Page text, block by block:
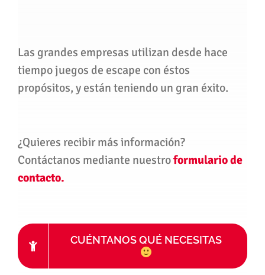
Las grandes empresas utilizan desde hace
tiempo juegos de escape con éstos
propósitos, y están teniendo un gran éxito.
¿Quieres recibir más información?
Contáctanos mediante nuestroformulario de
contacto.
CUÉNTANOS QUÉ NECESITAS